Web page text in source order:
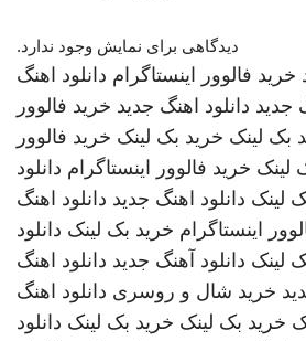
دیدگاهی برای نمایش وجود ندارد.
خرید فالوور اینستاگرام دانلود اهنگ
جدید دانلود اهنگ جدید خرید فالوور
بک لینک خرید بک لینک خرید فالوور
لینک خرید فالوور اینستاگرام دانلود
لینک دانلود اهنگ جدید دانلود اهنگ
اینستاگرام خرید بک لینک دانلود
لینک دانلود آهنگ جدید دانلود اهنگ
خرید شال و روسری دانلود اهنگ
خرید بک لینک خرید بک لینک دانلود